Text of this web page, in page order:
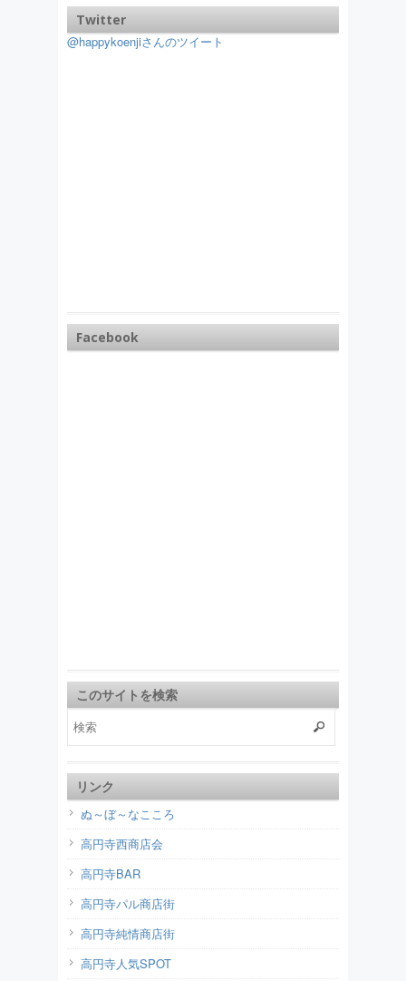
Twitter
@happykoenjiさんのツイート
Facebook
このサイトを検索
リンク
ぬ～ぼ～なこころ
高円寺西商店会
高円寺BAR
高円寺パル商店街
高円寺純情商店街
高円寺人気SPOT